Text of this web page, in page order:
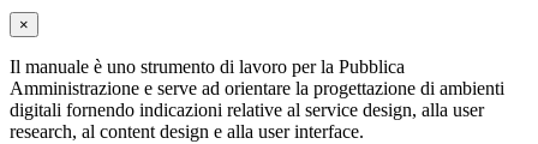
×
Il manuale è uno strumento di lavoro per la Pubblica
Amministrazione e serve ad orientare la progettazione di ambienti
digitali fornendo indicazioni relative al service design, alla user
research, al content design e alla user interface.